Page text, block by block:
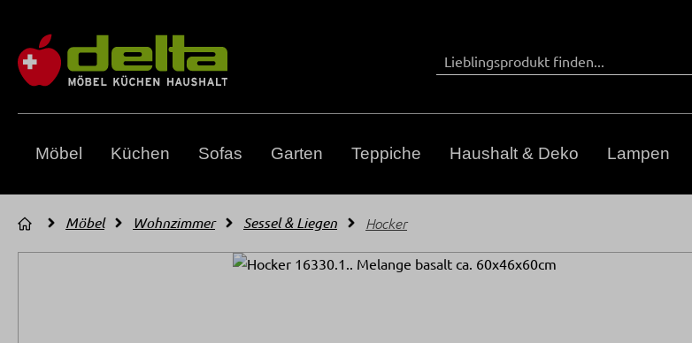
Möbel Küchen Sofas Garten Teppiche Haushalt & Deko Lampen
Möbel Wohnzimmer Sessel & Liegen Hocker